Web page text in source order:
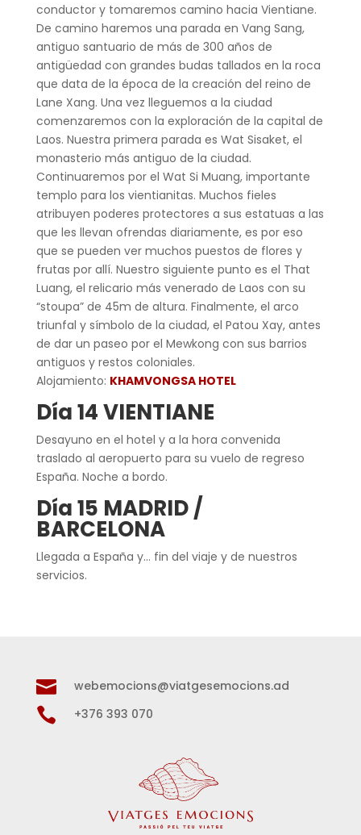
conductor y tomaremos camino hacia Vientiane.
De camino haremos una parada en Vang Sang,
antiguo santuario de más de 300 años de
antigüedad con grandes budas tallados en la roca
que data de la época de la creación del reino de
Lane Xang. Una vez lleguemos a la ciudad
comenzaremos con la exploración de la capital de
Laos. Nuestra primera parada es Wat Sisaket, el
monasterio más antiguo de la ciudad.
Continuaremos por el Wat Si Muang, importante
templo para los vientianitas. Muchos fieles
atribuyen poderes protectores a sus estatuas a las
que les llevan ofrendas diariamente, es por eso
que se pueden ver muchos puestos de flores y
frutas por allí. Nuestro siguiente punto es el That
Luang, el relicario más venerado de Laos con su
“stoupa” de 45m de altura. Finalmente, el arco
triunfal y símbolo de la ciudad, el Patou Xay, antes
de dar un paseo por el Mewkong con sus barrios
antiguos y restos coloniales.
Alojamiento: KHAMVONGSA HOTEL
Día 14 VIENTIANE
Desayuno en el hotel y a la hora convenida
traslado al aeropuerto para su vuelo de regreso
España. Noche a bordo.
Día 15 MADRID /
BARCELONA
Llegada a España y… fin del viaje y de nuestros
servicios.
 webemocions@viatgesemocions.ad
 +376 393 070